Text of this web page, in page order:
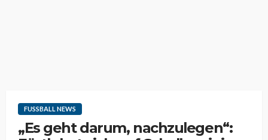
FUSSBALL NEWS
„Es geht darum, nachzulegen“: